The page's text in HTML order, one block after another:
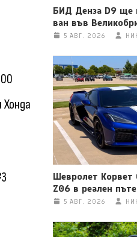
БИД Денза D9 ще
ван във
5 АВГ. 2026
Шевролет Корвет
Z06 в реален
5 АВГ. 2026